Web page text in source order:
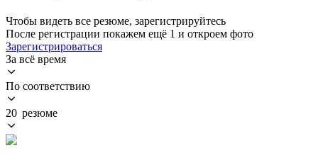
Чтобы видеть все резюме, зарегистрируйтесь
После регистрации покажем ещё 1 и откроем фото
Зарегистрироваться
За всё время
По соответствию
20 резюме